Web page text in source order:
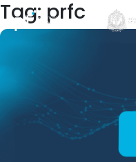
Tag: prfc